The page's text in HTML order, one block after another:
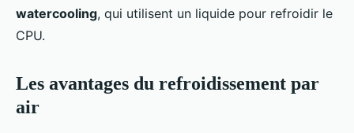
watercooling, qui utilisent un liquide pour refroidir le
CPU.
Les avantages du refroidissement par
air